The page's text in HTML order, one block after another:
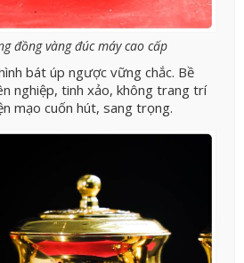
đồng vàng đúc máy cao cấp
bát úp ngược vững chắc. Bề
nghiệp, tinh xảo, không trang trí
mạo cuốn hút, sang trọng.